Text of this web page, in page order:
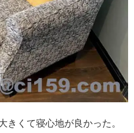
きくて寝心地が良かった。